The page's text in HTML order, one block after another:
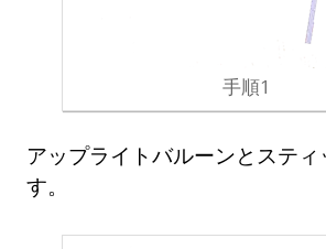
手順1
アップライトバルーンとスティ
す。